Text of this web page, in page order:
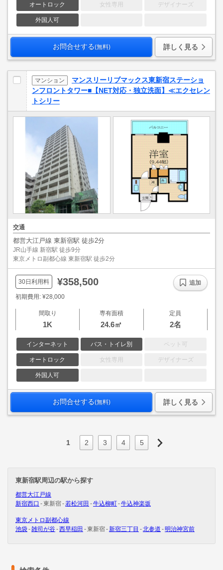
オートロック 女性専用 デザイナーズ
外国人可
お問合せする(無料) 詳しく見る
マンション
マンスリーリブマックス東新宿ステーショ
ンフロントタワー■【NET対応・独立洗面】≪エクセレン
トシリー
交通
都営大江戸線 東新宿駅 徒歩2分
JR山手線 新宿駅 徒歩9分
東京メトロ副都心線 東新宿駅 徒歩2分
30日利用料 ¥358,500
初期費用: ¥28,000
間取り
1K
専有面積
24.6㎡
定員
2名
インターネット バス・トイレ別 ペット可
オートロック 女性専用 デザイナーズ
外国人可
追加
お問合せする(無料) 詳しく見る
1 2 3 4 5
東新宿駅周辺の駅から探す
都営大江戸線
新宿西口
東新宿 若松河田 牛込柳町 牛込神楽坂
東京メトロ副都心線
池袋 雑司が谷 西早稲田 東新宿 新宿三丁目 北参道 明治神宮前